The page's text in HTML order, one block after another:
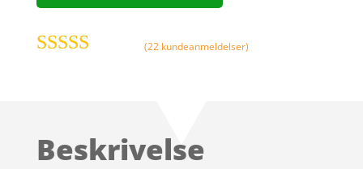
kundebed
(22 kundeanmeldelser)
Beskrivelse